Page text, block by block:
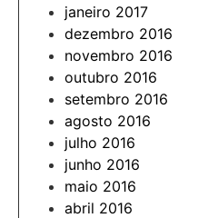
janeiro 2017
dezembro 2016
novembro 2016
outubro 2016
setembro 2016
agosto 2016
julho 2016
junho 2016
maio 2016
abril 2016